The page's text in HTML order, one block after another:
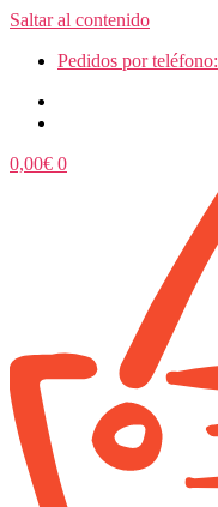
Saltar al contenido
Pedidos por teléfono:
0,00€ 0